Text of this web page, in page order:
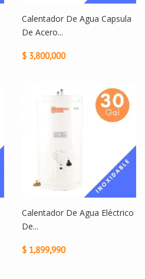
Calentador De Agua Capsula
De Acero...
$ 3,800,000
Calentador De Agua Eléctrico
De...
$ 1,899,990